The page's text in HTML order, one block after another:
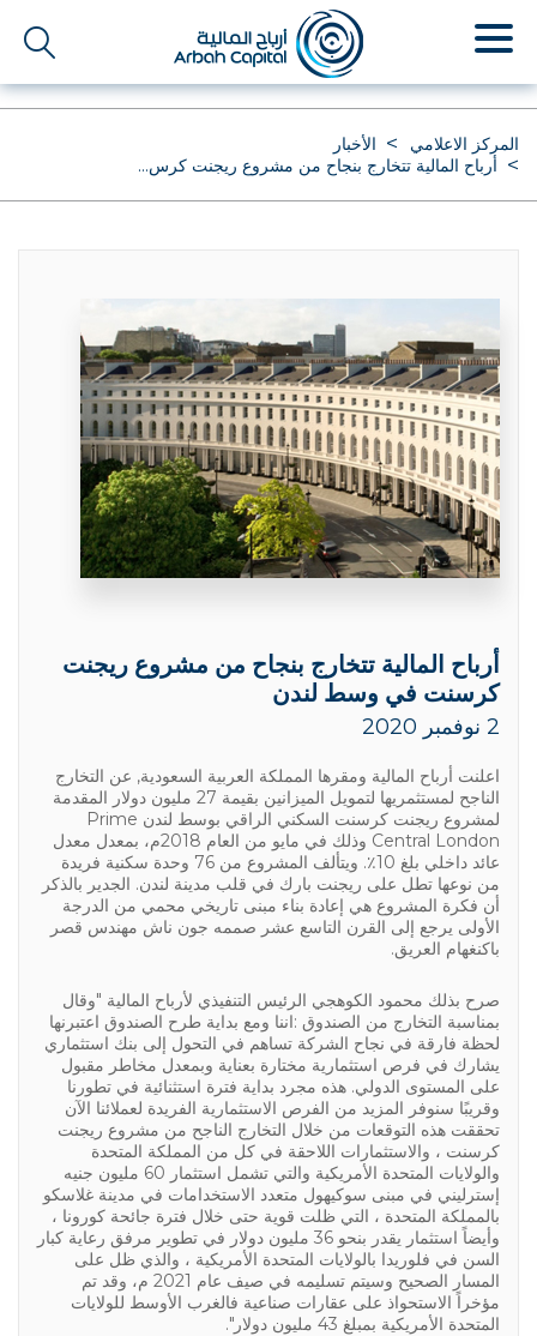
إلى
المحتوى
الرئيسي
المركز الاعلامي
الأخبار
أرباح المالية تتخارج بنجاح من مشروع ريجنت كرس...
أرباح المالية تتخارج بنجاح من مشروع ريجنت
كرسنت في وسط لندن
2 نوفمبر 2020
اعلنت أرباح المالية ومقرها المملكة العربية السعودية, عن التخارج
الناجح لمستثمريها لتمويل الميزانين بقيمة 27 مليون دولار المقدمة
لمشروع ريجنت كرسنت السكني الراقي بوسط لندن Prime
Central London وذلك في مايو من العام 2018م، بمعدل معدل
عائد داخلي بلغ 10٪. ويتألف المشروع من 76 وحدة سكنية فريدة
من نوعها تطل على ريجنت بارك في قلب مدينة لندن. الجدير بالذكر
أن فكرة المشروع هي إعادة بناء مبنى تاريخي محمي من الدرجة
الأولى يرجع إلى القرن التاسع عشر صممه جون ناش مهندس قصر
باكنغهام العريق.
صرح بذلك محمود الكوهجي الرئيس التنفيذي لأرباح المالية "وقال
بمناسبة التخارج من الصندوق :اننا ومع بداية طرح الصندوق اعتبرنها
لحظة فارقة في نجاح الشركة تساهم في التحول إلى بنك استثماري
يشارك في فرص استثمارية مختارة بعناية وبمعدل مخاطر مقبول
على المستوى الدولي. هذه مجرد بداية فترة استثنائية في تطورنا
وقريبًا سنوفر المزيد من الفرص الاستثمارية الفريدة لعملائنا الآن
تحققت هذه التوقعات من خلال التخارج الناجح من مشروع ريجنت
كرسنت ، والاستثمارات اللاحقة في كل من المملكة المتحدة
والولايات المتحدة الأمريكية والتي تشمل استثمار 60 مليون جنيه
إسترليني في مبنى سوكيهول متعدد الاستخدامات في مدينة غلاسكو
بالمملكة المتحدة ، التي ظلت قوية حتى خلال فترة جائحة كورونا ،
وأيضاً استثمار يقدر بنحو 36 مليون دولار في تطوير مرفق رعاية كبار
السن في فلوريدا بالولايات المتحدة الأمريكية ، والذي ظل على
المسار الصحيح وسيتم تسليمه في صيف عام 2021 م، وقد تم
مؤخراً الاستحواذ على عقارات صناعية فالغرب الأوسط للولايات
المتحدة الأمريكية بمبلغ 43 مليون دولار".